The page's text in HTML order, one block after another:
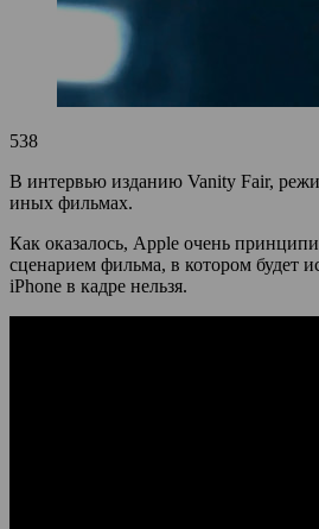
538
В интервью изданию Vanity Fair,
иных фильмах.
Как оказалось, Apple очень
сценарием фильма, в котором будет
iPhone в кадре нельзя.